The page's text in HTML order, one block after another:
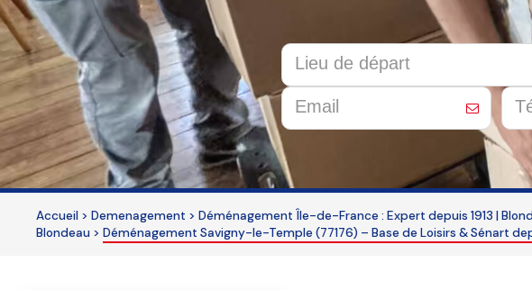
field
should
be
left
Accueil > Demenagement > Déménagement Île-de-France : Expert depuis 1913 |
Blondeau > Déménagement Savigny-le-Temple (77176) – Base de Loisirs & Sénart